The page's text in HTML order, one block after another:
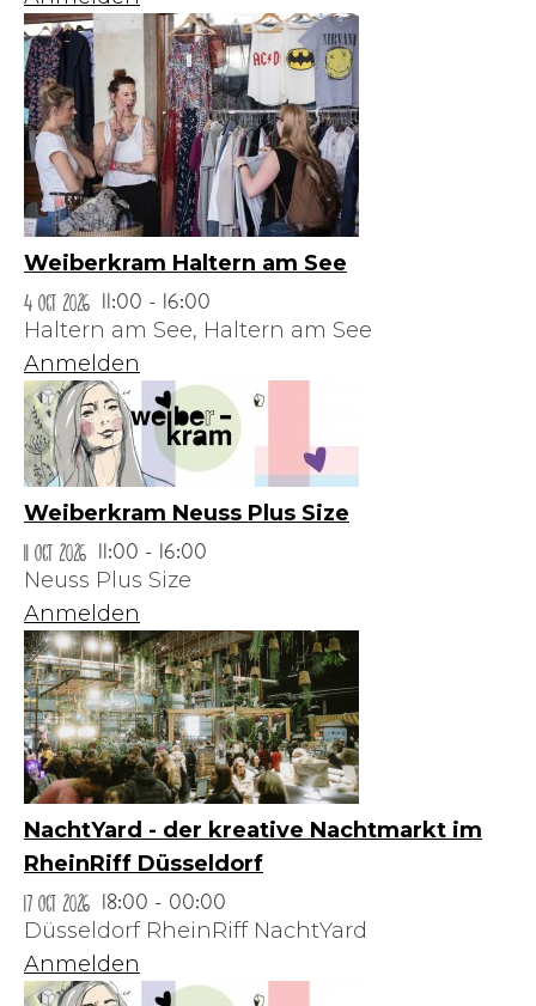
Weiberkram Haltern am See
4 Oct 2026
11:00 - 16:00
Haltern am See, Haltern am See
Anmelden
Weiberkram Neuss Plus Size
11 Oct 2026
11:00 - 16:00
Neuss Plus Size
Anmelden
NachtYard - der kreative Nachtmarkt im
RheinRiff Düsseldorf
17 Oct 2026
18:00 - 00:00
Düsseldorf RheinRiff NachtYard
Anmelden